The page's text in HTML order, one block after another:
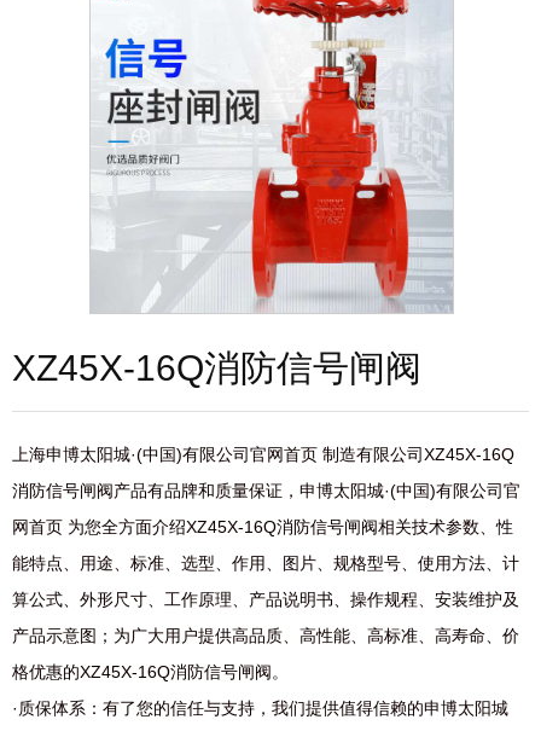
XZ45X-16Q消防信号闸阀
上海申博太阳城·(中国)有限公司官网首页 制造有限公司XZ45X-16Q
消防信号闸阀产品有品牌和质量保证，申博太阳城·(中国)有限公司官
网首页 为您全方面介绍XZ45X-16Q消防信号闸阀相关技术参数、性
能特点、用途、标准、选型、作用、图片、规格型号、使用方法、计
算公式、外形尺寸、工作原理、产品说明书、操作规程、安装维护及
产品示意图；为广大用户提供高品质、高性能、高标准、高寿命、价
格优惠的XZ45X-16Q消防信号闸阀。
·质保体系：有了您的信任与支持，我们提供值得信赖的申博太阳城